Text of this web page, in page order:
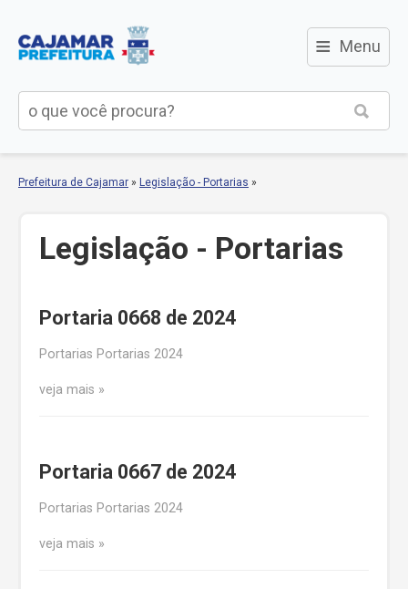
≡ Menu
Prefeitura de Cajamar » Legislação - Portarias »
Legislação - Portarias
Portaria 0668 de 2024
Portarias Portarias 2024
veja mais
Portaria 0667 de 2024
Portarias Portarias 2024
veja mais